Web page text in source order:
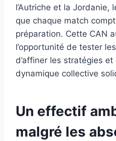
l’Autriche et la Jordanie,
que chaque match
préparation. Cette CAN
l’opportunité de tester
d’affiner les stratégies
dynamique collective
Un effectif
malgré les